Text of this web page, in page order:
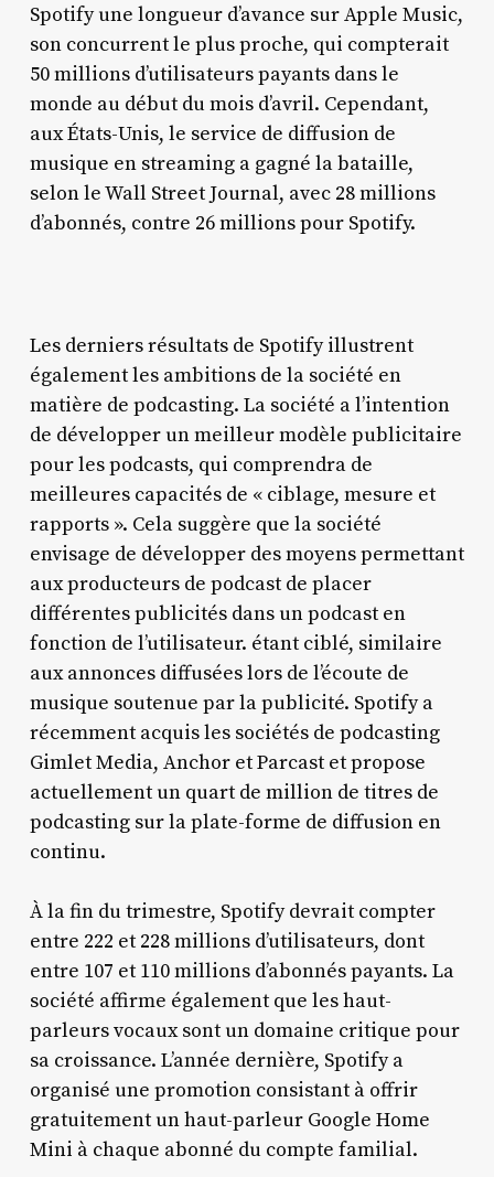
Spotify une longueur d’avance sur Apple Music,
son concurrent le plus proche, qui compterait
50 millions d’utilisateurs payants dans le
monde au début du mois d’avril. Cependant,
aux États-Unis, le service de diffusion de
musique en streaming a gagné la bataille,
selon le Wall Street Journal, avec 28 millions
d’abonnés, contre 26 millions pour Spotify.
Les derniers résultats de Spotify illustrent
également les ambitions de la société en
matière de podcasting. La société a l’intention
de développer un meilleur modèle publicitaire
pour les podcasts, qui comprendra de
meilleures capacités de « ciblage, mesure et
rapports ». Cela suggère que la société
envisage de développer des moyens permettant
aux producteurs de podcast de placer
différentes publicités dans un podcast en
fonction de l’utilisateur. étant ciblé, similaire
aux annonces diffusées lors de l’écoute de
musique soutenue par la publicité. Spotify a
récemment acquis les sociétés de podcasting
Gimlet Media, Anchor et Parcast et propose
actuellement un quart de million de titres de
podcasting sur la plate-forme de diffusion en
continu.
À la fin du trimestre, Spotify devrait compter
entre 222 et 228 millions d’utilisateurs, dont
entre 107 et 110 millions d’abonnés payants. La
société affirme également que les haut-
parleurs vocaux sont un domaine critique pour
sa croissance. L’année dernière, Spotify a
organisé une promotion consistant à offrir
gratuitement un haut-parleur Google Home
Mini à chaque abonné du compte familial.